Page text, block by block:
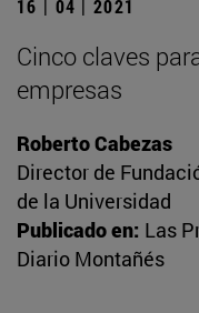
16 | 04 | 2021
Cinco claves
empresas
Roberto Cabezas
Director de
de la Universidad
Publicado en: Las
Diario Montañés